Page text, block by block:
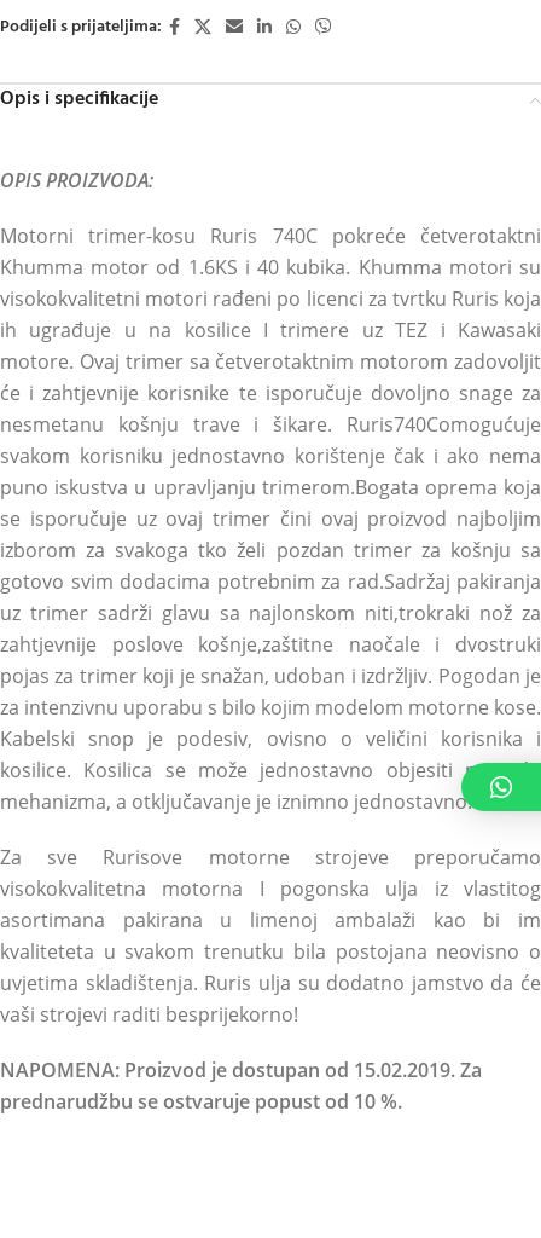
Podijeli s prijateljima:
Opis i specifikacije
OPIS PROIZVODA:
Motorni trimer-kosu Ruris 740C pokreće četverotaktni
Khumma motor od 1.6KS i 40 kubika. Khumma motori su
visokokvalitetni motori rađeni po licenci za tvrtku Ruris koja
ih ugrađuje u na kosilice I trimere uz TEZ i Kawasaki
motore. Ovaj trimer sa četverotaktnim motorom zadovoljit
će i zahtjevnije korisnike te isporučuje dovoljno snage za
nesmetanu košnju trave i šikare. Ruris740Comogućuje
svakom korisniku jednostavno korištenje čak i ako nema
puno iskustva u upravljanju trimerom.Bogata oprema koja
se isporučuje uz ovaj trimer čini ovaj proizvod najboljim
izborom za svakoga tko želi pozdan trimer za košnju sa
gotovo svim dodacima potrebnim za rad.Sadržaj pakiranja
uz trimer sadrži glavu sa najlonskom niti,trokraki nož za
zahtjevnije poslove košnje,zaštitne naočale i dvostruki
pojas za trimer koji je snažan, udoban i izdržljiv. Pogodan je
za intenzivnu uporabu s bilo kojim modelom motorne kose.
Kabelski snop je podesiv, ovisno o veličini korisnika i
kosilice. Kosilica se može jednostavno objesiti pomoću
mehanizma, a otključavanje je iznimno jednostavno.
Za sve Rurisove motorne strojeve preporučamo
visokokvalitetna motorna I pogonska ulja iz vlastitog
asortimana pakirana u limenoj ambalaži kao bi im
kvaliteteta u svakom trenutku bila postojana neovisno o
uvjetima skladištenja. Ruris ulja su dodatno jamstvo da će
vaši strojevi raditi besprijekorno!
NAPOMENA: Proizvod je dostupan od 15.02.2019. Za
prednarudžbu se ostvaruje popust od 10 %.